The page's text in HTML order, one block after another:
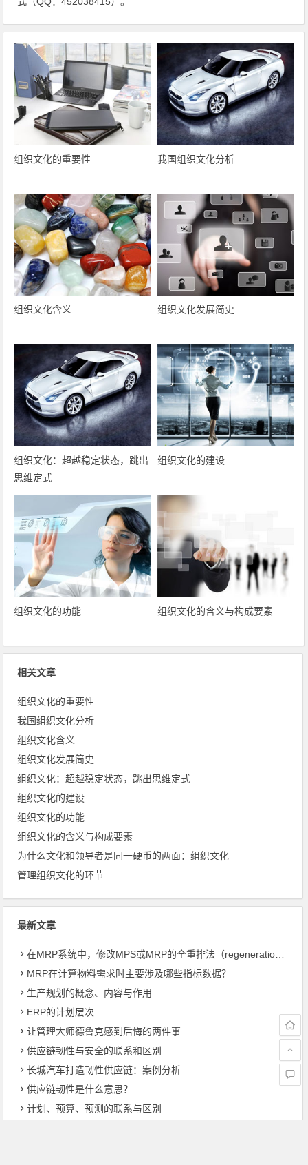
组织文化的重要性 我国组织文化分析
组织文化含义 组织文化发展简史
组织文化：超越稳定状态，跳出
思维定式
组织文化的建设
组织文化的功能 组织文化的含义与构成要素
相关文章
组织文化的重要性
我国组织文化分析
组织文化含义
组织文化发展简史
组织文化：超越稳定状态，跳出思维定式
组织文化的建设
组织文化的功能
组织文化的含义与构成要素
为什么文化和领导者是同一硬币的两面：组织文化
管理组织文化的环节
最新文章
在MRP系统中，修改MPS或MRP的全重排法（regeneration）和净改变法？
MRP在计算物料需求时主要涉及哪些指标数据？
生产规划的概念、内容与作用
ERP的计划层次
让管理大师德鲁克感到后悔的两件事
供应链韧性与安全的联系和区别
长城汽车打造韧性供应链：案例分析
供应链韧性是什么意思？
计划、预算、预测的联系与区别